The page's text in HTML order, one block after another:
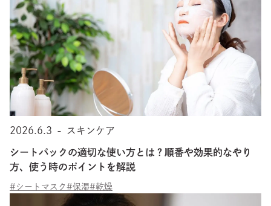
2026.6.3 - スキンケア
シートパックの適切な使い方とは？順番や効果的なやり
方、使う時のポイントを解説
#シートマスク #保湿#乾燥